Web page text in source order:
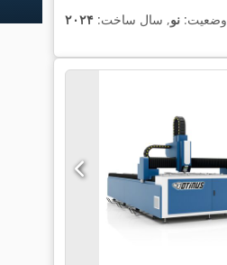
وضعیت: نو, سال ساخت: ۲۰۲۴